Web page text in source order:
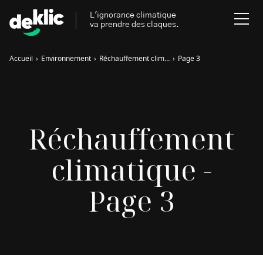
Accueil › Environnement › Réchauffement climatique › Page 3
Réchauffement
climatique -
Page 3
L'ignorance climatique
va prendre des claques.
Aides, bons plans & cie
Énergies renouvelables
Les mots clés les plus
recherchés sur Deklic
Transition Écologique deklic kids